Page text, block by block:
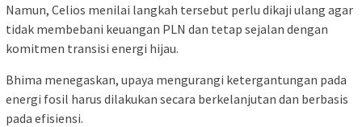
Namun, Celios menilai langkah tersebut perlu dikaji ulang agar
tidak membebani keuangan PLN dan tetap sejalan dengan
komitmen transisi energi hijau.
Bhima menegaskan, upaya mengurangi ketergantungan pada
energi fosil harus dilakukan secara berkelanjutan dan berbasis
pada efisiensi.